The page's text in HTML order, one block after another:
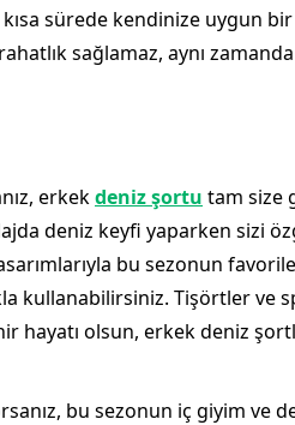
sürede kendinize uygun
sağlamaz, aynı
erkekdeniz şortu tam size
deniz keyfi yaparken sizi
bu sezonun
kullanabilirsiniz. Tişörtler ve
olsun, erkek deniz
bu sezonun iç giyim ve